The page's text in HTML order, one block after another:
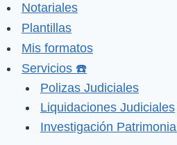
Notariales
Plantillas
Mis formatos
Servicios ☎️
Polizas Judiciales
Liquidaciones Judiciales
Investigación Patrimonial